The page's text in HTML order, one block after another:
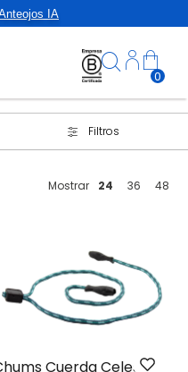
IA
0
Filtros
Mostrar 24 36 48
Cuerda Celeste